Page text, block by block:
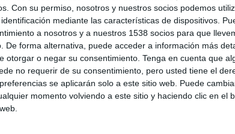
Con su permiso, nosotros y nuestros socios podemos
mediante las características de dispositivos.
a nosotros y a nuestros 1538 socios para que
De forma alternativa, puede acceder a información más
otorgar o negar su consentimiento. Tenga en cuenta que
no requerir de su consentimiento, pero usted tiene el
se aplicarán solo a este sitio web. Puede
momento volviendo a este sitio y haciendo clic en el
MÁXIMO
7
VS Audax Rio
TOTAL
1
COMPETICIONES